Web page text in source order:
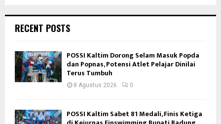
RECENT POSTS
POSSI Kaltim Dorong Selam Masuk Popda
dan Popnas, Potensi Atlet Pelajar Dinilai
Terus Tumbuh
8 Agustus 2026 0
POSSI Kaltim Sabet 81 Medali, Finis Ketiga